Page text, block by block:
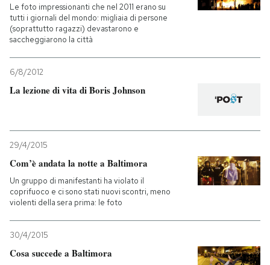
Le foto impressionanti che nel 2011 erano su
tutti i giornali del mondo: migliaia di persone
(soprattutto ragazzi) devastarono e
saccheggiarono la città
6/8/2012
La lezione di vita di Boris Johnson
29/4/2015
Com’è andata la notte a Baltimora
Un gruppo di manifestanti ha violato il
coprifuoco e ci sono stati nuovi scontri, meno
violenti della sera prima: le foto
30/4/2015
Cosa succede a Baltimora